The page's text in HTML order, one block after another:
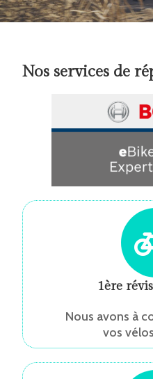
Nos services de
1ère
Nous avons à
vos